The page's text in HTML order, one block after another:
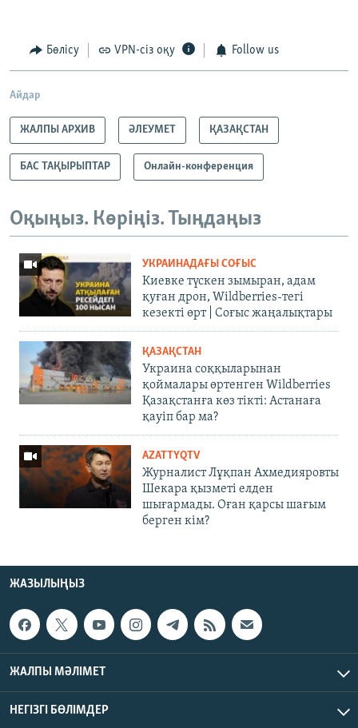
Бөлісу VPN-сіз оқу Follow us
Айдар
ЖАЛПЫ АРХИВ ӘЛЕУМЕТ ҚАЗАҚСТАН
БАС ТАҚЫРЫПТАР Онлайн-конференция
Оқыңыз. Көріңіз. Тыңдаңыз
УКРАИНАДАҒЫ СОҒЫС
Киевке түскен зымыран, адам
қуған дрон, Wildberries-тегі
кезекті өрт | Соғыс жаңалықтары
ҚАЗАҚСТАН
Украина соққыларынан
қоймалары өртенген Wildberries
Қазақстанға көз тікті: Астанаға
қауіп бар ма?
AZATTYQTV
Журналист Лұқпан Ахмедияровты
Шекара қызметі елден
шығармады. Оған қарсы шағым
берген кім?
ЖАЗЫЛЫҢЫЗ
ЖАЛПЫ МӘЛІМЕТ
НЕГІЗГІ БӨЛІМДЕР